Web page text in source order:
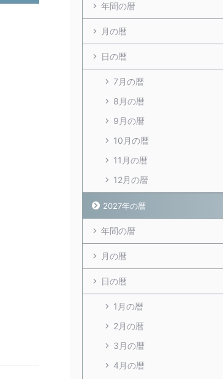
年間の暦
月の暦
日の暦
7月の暦
8月の暦
9月の暦
10月の暦
11月の暦
12月の暦
2027年の暦
年間の暦
月の暦
日の暦
1月の暦
2月の暦
3月の暦
4月の暦